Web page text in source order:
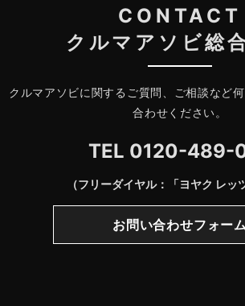
CONTACT
クルマアソビ総
クルマアソビに関するご質問、ご相談など
合わせください。
TEL 0120-489-
（フリーダイヤル：「ヨヤク レッ
お問い合わせフォーム